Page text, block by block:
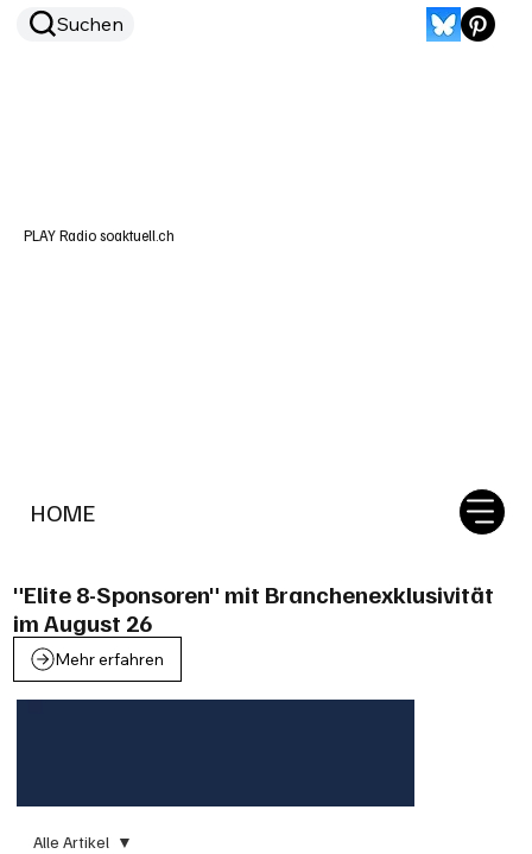
HOME
Suchen
PLAY Radio soaktuell.ch
"Elite 8-Sponsoren" mit Branchenexklusivität
im August 26
Mehr erfahren
Alle Artikel